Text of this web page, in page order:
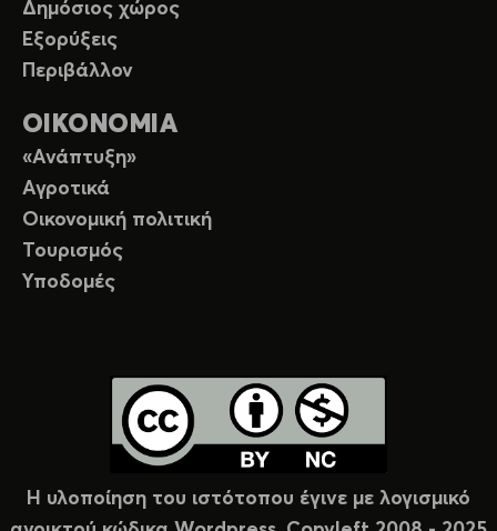
Δημόσιος χώρος
Εξορύξεις
Περιβάλλον
ΟΙΚΟΝΟΜΙΑ
«Ανάπτυξη»
Αγροτικά
Οικονομική πολιτική
Τουρισμός
Υποδομές
Η υλοποίηση του ιστότοπου έγινε με λογισμικό